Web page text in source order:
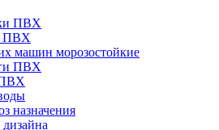
ПВХ
ПВХ
машин морозостойкие
ПВХ
назначения